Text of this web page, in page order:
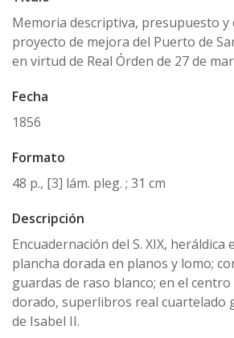
Memoria descriptiva, presupuesto y
proyecto de mejora del Puerto de
en virtud de Real Órden de 27 de
Fecha
1856
Formato
48 p., [3] lám. pleg. ; 31 cm
Descripción
Encuadernación del S. XIX,
plancha dorada en planos y lomo;
guardas de raso blanco; en el
dorado, superlibros real cuartelado
de Isabel II.